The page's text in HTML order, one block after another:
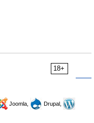
18+
Joomla,
Drupal,